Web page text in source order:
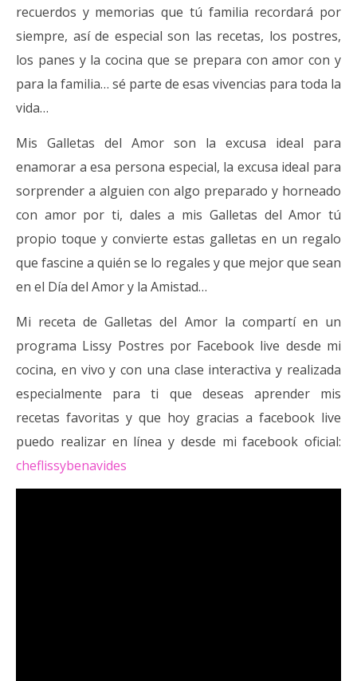
recuerdos y memorias que tú familia recordará por
siempre, así de especial son las recetas, los postres,
los panes y la cocina que se prepara con amor con y
para la familia… sé parte de esas vivencias para toda la
vida…
Mis Galletas del Amor son la excusa ideal para
enamorar a esa persona especial, la excusa ideal para
sorprender a alguien con algo preparado y horneado
con amor por ti, dales a mis Galletas del Amor tú
propio toque y convierte estas galletas en un regalo
que fascine a quién se lo regales y que mejor que sean
en el Día del Amor y la Amistad…
Mi receta de Galletas del Amor la compartí en un
programa Lissy Postres por Facebook live desde mi
cocina, en vivo y con una clase interactiva y realizada
especialmente para ti que deseas aprender mis
recetas favoritas y que hoy gracias a facebook live
puedo realizar en línea y desde mi facebook oficial:
cheflissybenavides